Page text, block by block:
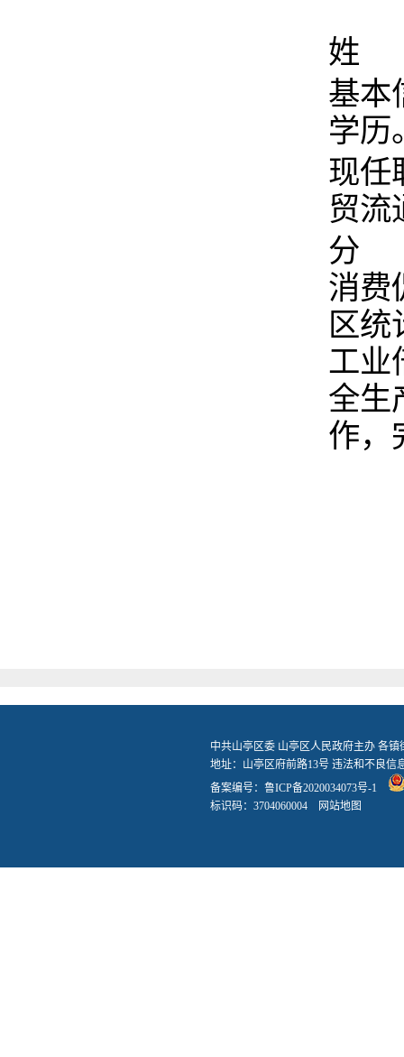
姓
基本
学历
现任
贸流
分
消费
区统
工业
全生
作，
中共山亭区委 山亭区人民政府主办 各
地址：山亭区府前路13号 违法和不良信
备案编号： 鲁ICP备2020034073号-1
标识码：3704060004 网站地图